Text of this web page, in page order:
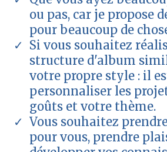
ou pas, car je propose
pour beaucoup de
Si vous souhaitez
structure d'album
votre propre style : il
personnaliser les
goûts et votre thème.
Vous souhaitez
pour vous, prendre